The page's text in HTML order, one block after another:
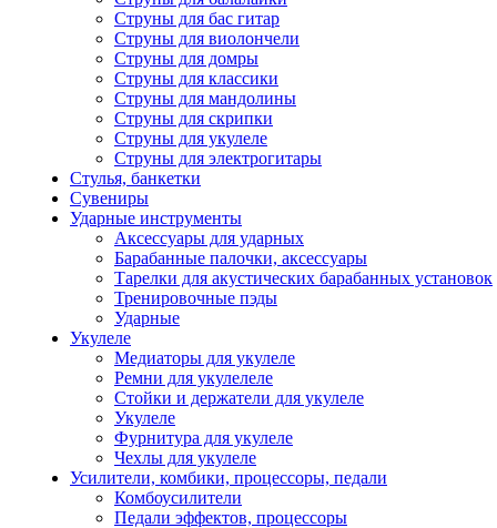
Струны для бас гитар
Струны для виолончели
Струны для домры
Струны для классики
Струны для мандолины
Струны для скрипки
Струны для укулеле
Струны для электрогитары
Стулья, банкетки
Сувениры
Ударные инструменты
Аксессуары для ударных
Барабанные палочки, аксессуары
Тарелки для акустических барабанных установок
Тренировочные пэды
Ударные
Укулеле
Медиаторы для укулеле
Ремни для укулелеле
Стойки и держатели для укулеле
Укулеле
Фурнитура для укулеле
Чехлы для укулеле
Усилители, комбики, процессоры, педали
Комбоусилители
Педали эффектов, процессоры